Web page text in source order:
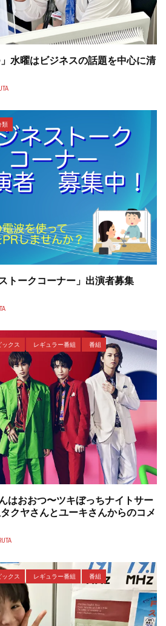
水曜はビジネスの話題を中心に清
類
トークコーナー」出演者募集
ックス レギュラー番組 番組
はおおつ〜ツキぼっちナイトサー
クヤさんとユーキさんからのコメ
ックス レギュラー番組 番組